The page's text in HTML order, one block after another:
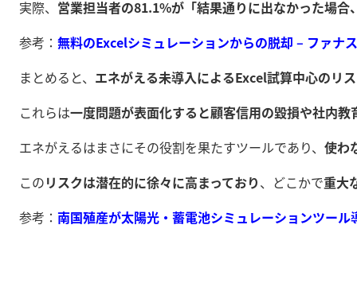
実際、 営業担当者の81.1%が「結果通りに出なかった場
参考： 無料のExcelシミュレーションからの脱却 – ファナ
まとめると、 エネがえる未導入によるExcel試算中心のリ
これらは一度問題が表面化すると顧客信用の毀損や社内
エネがえるはまさにその役割を果たすツールであり、 使わ
このリスクは潜在的に徐々に高まっており、どこかで重大
参考： 南国殖産が太陽光・蓄電池シミュレーションツー